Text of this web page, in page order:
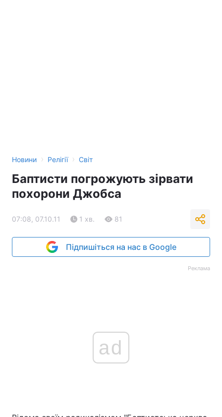
Новини › Релігії › Світ
Баптисти погрожують зірвати
похорони Джобса
07:08, 07.10.11 1 хв. 81
Підпишіться на нас в Google
Реклама
ad